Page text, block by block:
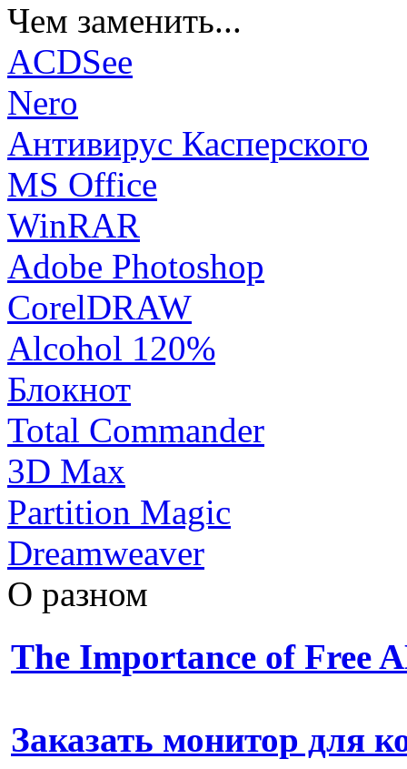
Чем заменить...
ACDSee
Nero
Антивирус Касперского
MS Office
WinRAR
Adobe Photoshop
CorelDRAW
Alcohol 120%
Блокнот
Total Commander
3D Max
Partition Magic
Dreamweaver
О разном
The Importance of Free
Заказать монитор для